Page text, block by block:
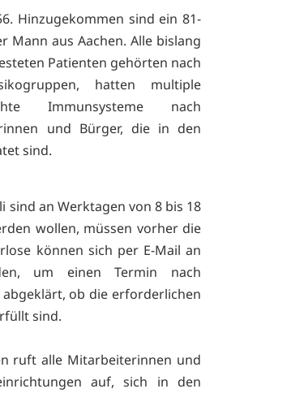
Hinzugekommen sind ein 81-
Mann aus Aachen. Alle bislang
Patienten gehörten nach
hatten multiple
Immunsysteme nach
und Bürger, die in den
sind.
sind an Werktagen von 8 bis 18
wollen, müssen vorher die
können sich per E-Mail an
um einen Termin nach
ob die erforderlichen
sind.
ruft alle Mitarbeiterinnen und
auf, sich in den